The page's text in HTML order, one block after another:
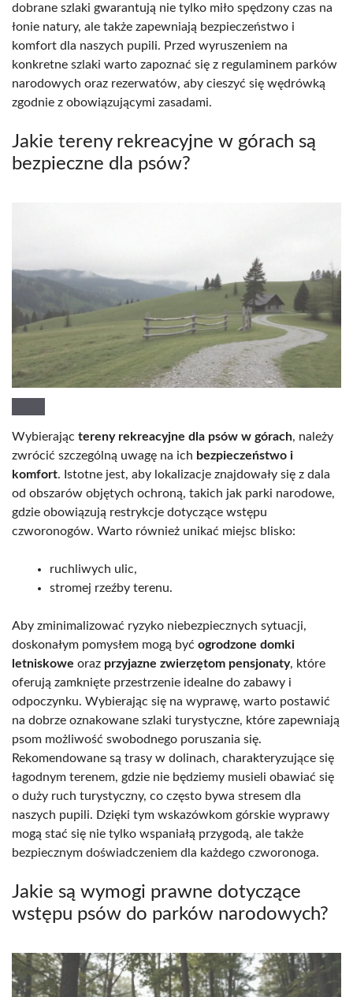
dobrane szlaki gwarantują nie tylko miło spędzony czas na
łonie natury, ale także zapewniają bezpieczeństwo i
komfort dla naszych pupili. Przed wyruszeniem na
konkretne szlaki warto zapoznać się z regulaminem parków
narodowych oraz rezerwatów, aby cieszyć się wędrówką
zgodnie z obowiązującymi zasadami.
Jakie tereny rekreacyjne w górach są
bezpieczne dla psów?
Wybierając tereny rekreacyjne dla psów w górach, należy
zwrócić szczególną uwagę na ich bezpieczeństwo i
komfort. Istotne jest, aby lokalizacje znajdowały się z dala
od obszarów objętych ochroną, takich jak parki narodowe,
gdzie obowiązują restrykcje dotyczące wstępu
czworonogów. Warto również unikać miejsc blisko:
ruchliwych ulic,
stromej rzeźby terenu.
Aby zminimalizować ryzyko niebezpiecznych sytuacji,
doskonałym pomysłem mogą być ogrodzone domki
letniskowe oraz przyjazne zwierzętom pensjonaty, które
oferują zamknięte przestrzenie idealne do zabawy i
odpoczynku. Wybierając się na wyprawę, warto postawić
na dobrze oznakowane szlaki turystyczne, które zapewniają
psom możliwość swobodnego poruszania się.
Rekomendowane są trasy w dolinach, charakteryzujące się
łagodnym terenem, gdzie nie będziemy musieli obawiać się
o duży ruch turystyczny, co często bywa stresem dla
naszych pupili. Dzięki tym wskazówkom górskie wyprawy
mogą stać się nie tylko wspaniałą przygodą, ale także
bezpiecznym doświadczeniem dla każdego czworonoga.
Jakie są wymogi prawne dotyczące
wstępu psów do parków narodowych?